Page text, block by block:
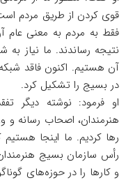
قوی کردن از طریق مردم
فقط به مردم به معنی عام
نتیجه رساندند. ما نیاز
آن هستیم. اکنون فاقد
در بسیج را تشکیل کرد.
هنرمندان، اصحاب رسانه و
رها کردیم. ما اینجا هستیم
رأس سازمان بسیج
و کارها را در حوزه‌های